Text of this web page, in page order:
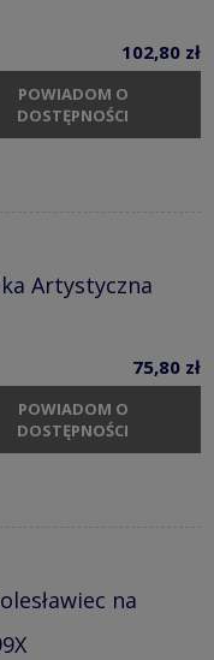
102,80 zł
POWIADOM O
DOSTĘPNOŚCI
Artystyczna
75,80 zł
POWIADOM O
DOSTĘPNOŚCI
na